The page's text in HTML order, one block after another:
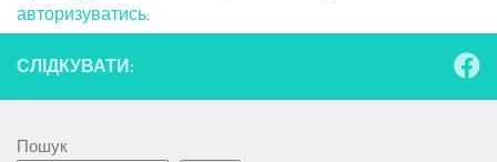
авторизуватись.
СЛІДКУВАТИ:
Пошук